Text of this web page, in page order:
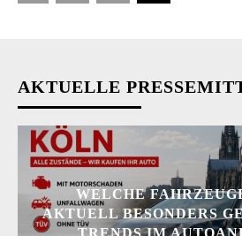
AKTUELLE
WELCHE
AKTUELL BESONDERS